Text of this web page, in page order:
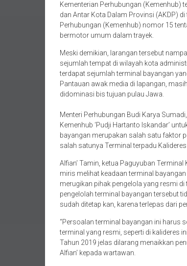
Kementerian Perhubungan (Kemenhub)
dan Antar Kota Dalam Provinsi (AKDP)
Perhubungan (Kemenhub) nomor 15
bermotor umum dalam trayek.
Meski demikian, larangan tersebut
sejumlah tempat di wilayah kota
terdapat sejumlah terminal bayangan
Pantauan awak media di lapangan,
didominasi bis tujuan pulau Jawa.
Menteri Perhubungan Budi Karya
Kemenhub ‘Pudji Hartanto Iskandar’
bayangan merupakan salah satu faktor
salah satunya Terminal terpadu
Alfian’ Tamin, ketua Paguyuban
miris melihat keadaan terminal
merugikan pihak pengelola yang resmi
pengelolah terminal bayangan tersebut
sudah ditetap kan, karena terlepas dari
“Persoalan terminal bayangan ini harus
terminal yang resmi, seperti di kalideres
Tahun 2019 jelas dilarang menaikkan
Alfian’ kepada wartawan.